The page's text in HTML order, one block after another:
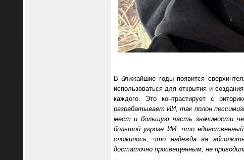
В ближайшие годы появится
использоваться для открытия и
каждого. Это контрастирует с
разрабатывает ИИ, так полон
мест и большую часть значимости
большой угрозе ИИ, что
сложилось, что надежда на
достаточно просвещённым, не